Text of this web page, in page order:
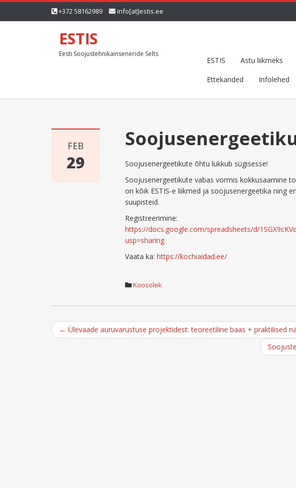
+372 58162989 info[at]estis.ee
ESTIS
Eesti Soojustehnikainseneride Selts
ESTIS Astu liikmeks
Ettekanded
Infolehed
FEB
29
Soojusenergeetikute õhtu lükkub sügisesse!
Soojusenergeetikute vabas vormis kokkusaamine
on kõik ESTIS-e liikmed ja soojusenergeetika ning
suupisteid.
Registreerimine:
https://docs.google.com/spreadsheets/d/
usp=sharing
Vaata ka:https://kochiaidad.ee/
Koosolek
Post
← Ülevaade auruvarustuse projektidest: teoreetiline baas + praktilised